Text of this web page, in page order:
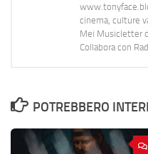
cinema, culture
Mei Musicletter
Collabora con
POTREBBERO